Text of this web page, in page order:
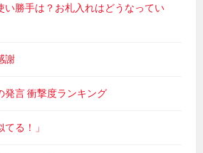
い勝手は？お札入れはどうなってい
謝
発言 衝撃度ランキング
る！」